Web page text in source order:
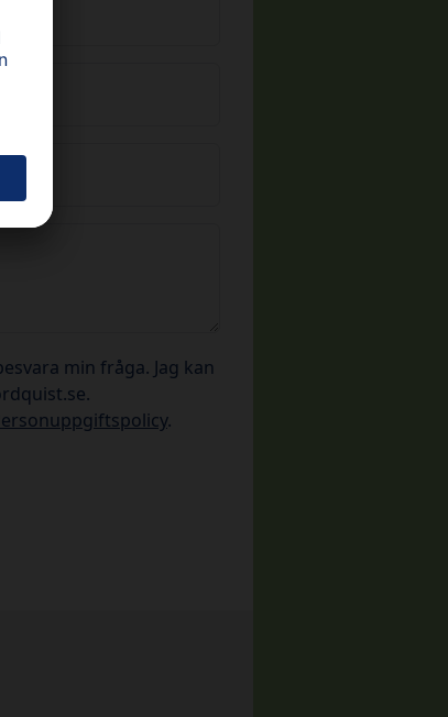
min fråga. Jag kan
.